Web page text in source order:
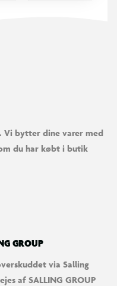
Vi bytter dine varer med
du har købt i butik
GROUP
via Salling
af SALLING GROUP